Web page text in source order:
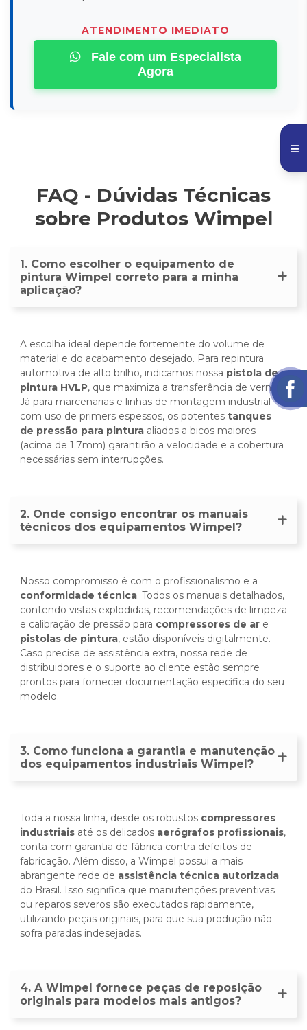
ATENDIMENTO IMEDIATO
Fale com um Especialista
Agora
FAQ - Dúvidas Técnicas
sobre Produtos Wimpel
1. Como escolher o equipamento de
pintura Wimpel correto para a minha
aplicação?
A escolha ideal depende fortemente do volume de
material e do acabamento desejado. Para repintura
automotiva de alto brilho, indicamos nossa pistola de
pintura HVLP, que maximiza a transferência de verniz.
Já para marcenarias e linhas de montagem industrial
com uso de primers espessos, os potentes tanques
de pressão para pintura aliados a bicos maiores
(acima de 1.7mm) garantirão a velocidade e a cobertura
necessárias sem interrupções.
2. Onde consigo encontrar os manuais
técnicos dos equipamentos Wimpel?
Nosso compromisso é com o profissionalismo e a
conformidade técnica. Todos os manuais detalhados,
contendo vistas explodidas, recomendações de limpeza
e calibração de pressão para compressores de ar e
pistolas de pintura, estão disponíveis digitalmente.
Caso precise de assistência extra, nossa rede de
distribuidores e o suporte ao cliente estão sempre
prontos para fornecer documentação específica do seu
modelo.
3. Como funciona a garantia e manutenção
dos equipamentos industriais Wimpel?
Toda a nossa linha, desde os robustos compressores
industriais até os delicados aerógrafos profissionais,
conta com garantia de fábrica contra defeitos de
fabricação. Além disso, a Wimpel possui a mais
abrangente rede de assistência técnica autorizada
do Brasil. Isso significa que manutenções preventivas
ou reparos severos são executados rapidamente,
utilizando peças originais, para que sua produção não
sofra paradas indesejadas.
4. A Wimpel fornece peças de reposição
originais para modelos mais antigos?